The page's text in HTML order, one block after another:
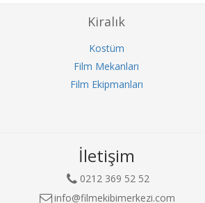
Kiralık
Kostüm
Film Mekanları
Film Ekipmanları
İletişim
0212 369 52 52
info@filmekibimerkezi.com